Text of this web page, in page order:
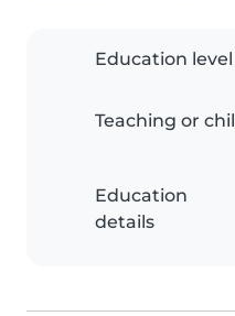
Education level
Teaching or
Education
details